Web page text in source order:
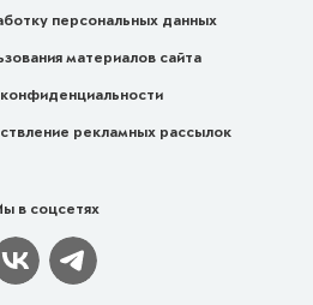
персональных данных
материалов сайта
рекламных рассылок
в соцсетях